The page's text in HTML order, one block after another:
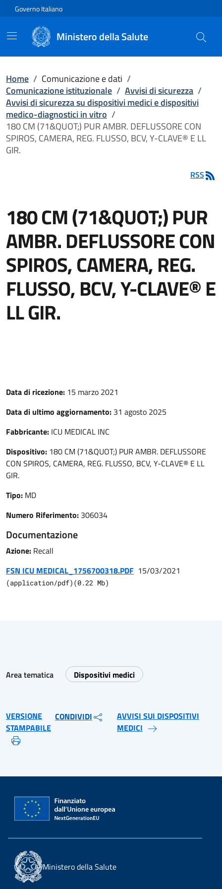
Vai direttamente al contenuto
Governo Italiano
Ministero della Salute
Home / Comunicazione e dati /
Comunicazione istituzionale / Avvisi di sicurezza /
Avvisi di sicurezza su dispositivi medici e dispositivi
medico-diagnostici in vitro /
180 CM (71&QUOT;) PUR AMBR. DEFLUSSORE CON
SPIROS, CAMERA, REG. FLUSSO, BCV, Y-CLAVE® E LL
GIR.
RSS
180 CM (71&QUOT;) PUR
AMBR. DEFLUSSORE CON
SPIROS, CAMERA, REG.
FLUSSO, BCV, Y-CLAVE® E
LL GIR.
Data di ricezione: 15 marzo 2021
Data di ultimo aggiornamento: 31 agosto 2025
Fabbricante: ICU MEDICAL INC
Dispositivo: 180 CM (71&QUOT;) PUR AMBR. DEFLUSSORE
CON SPIROS, CAMERA, REG. FLUSSO, BCV, Y-CLAVE® E LL
GIR.
Tipo: MD
Numero Riferimento: 306034
Documentazione
Azione: Recall
FSN ICU MEDICAL_1756700318.PDF 15/03/2021
(application/pdf) (0.22 Mb)
Area tematica Dispositivi medici
VERSIONE
STAMPABILE
CONDIVIDI
AVVISI SUI DISPOSITIVI
MEDICI
Ministero della Salute